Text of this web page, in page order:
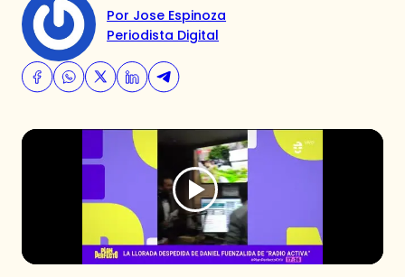
Por Jose Espinoza
Periodista Digital
Programas
Club De La Comedia
Contigo en Directo
Plan Perfecto